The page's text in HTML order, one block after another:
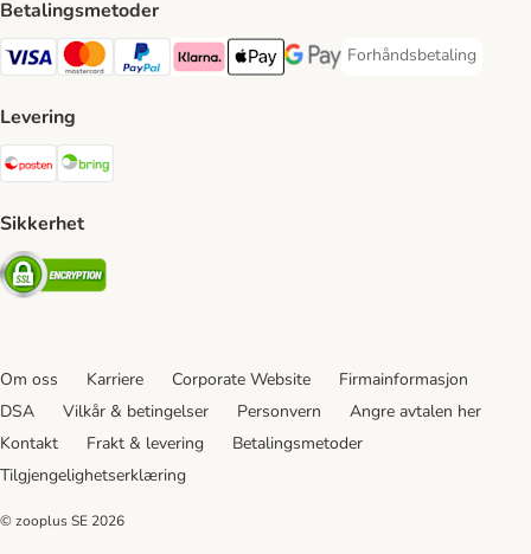
Betalingsmetoder
Visa Payment Method
Mastercard Payment Method
PayPal Payment Method
Klarna Payment Method
Apple Pay Payment Method
Google Pay Payment Method
Forhåndsbetaling
Forhåndsbetaling
Levering
Posten Shipping Method
Sikkerhet
Security
Om oss Karriere Corporate Website
Firmainformasjon
DSA
Vilkår & betingelser Personvern
Angre avtalen her
Kontakt
Frakt & levering
Betalingsmetoder
Tilgjengelighetserklæring
© zooplus SE 2026